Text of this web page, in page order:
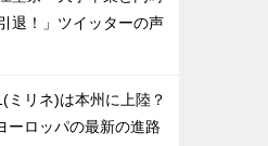
退！」ツイッターの声
ミリネ)は本州に上陸？
ーロッパの最新の進路